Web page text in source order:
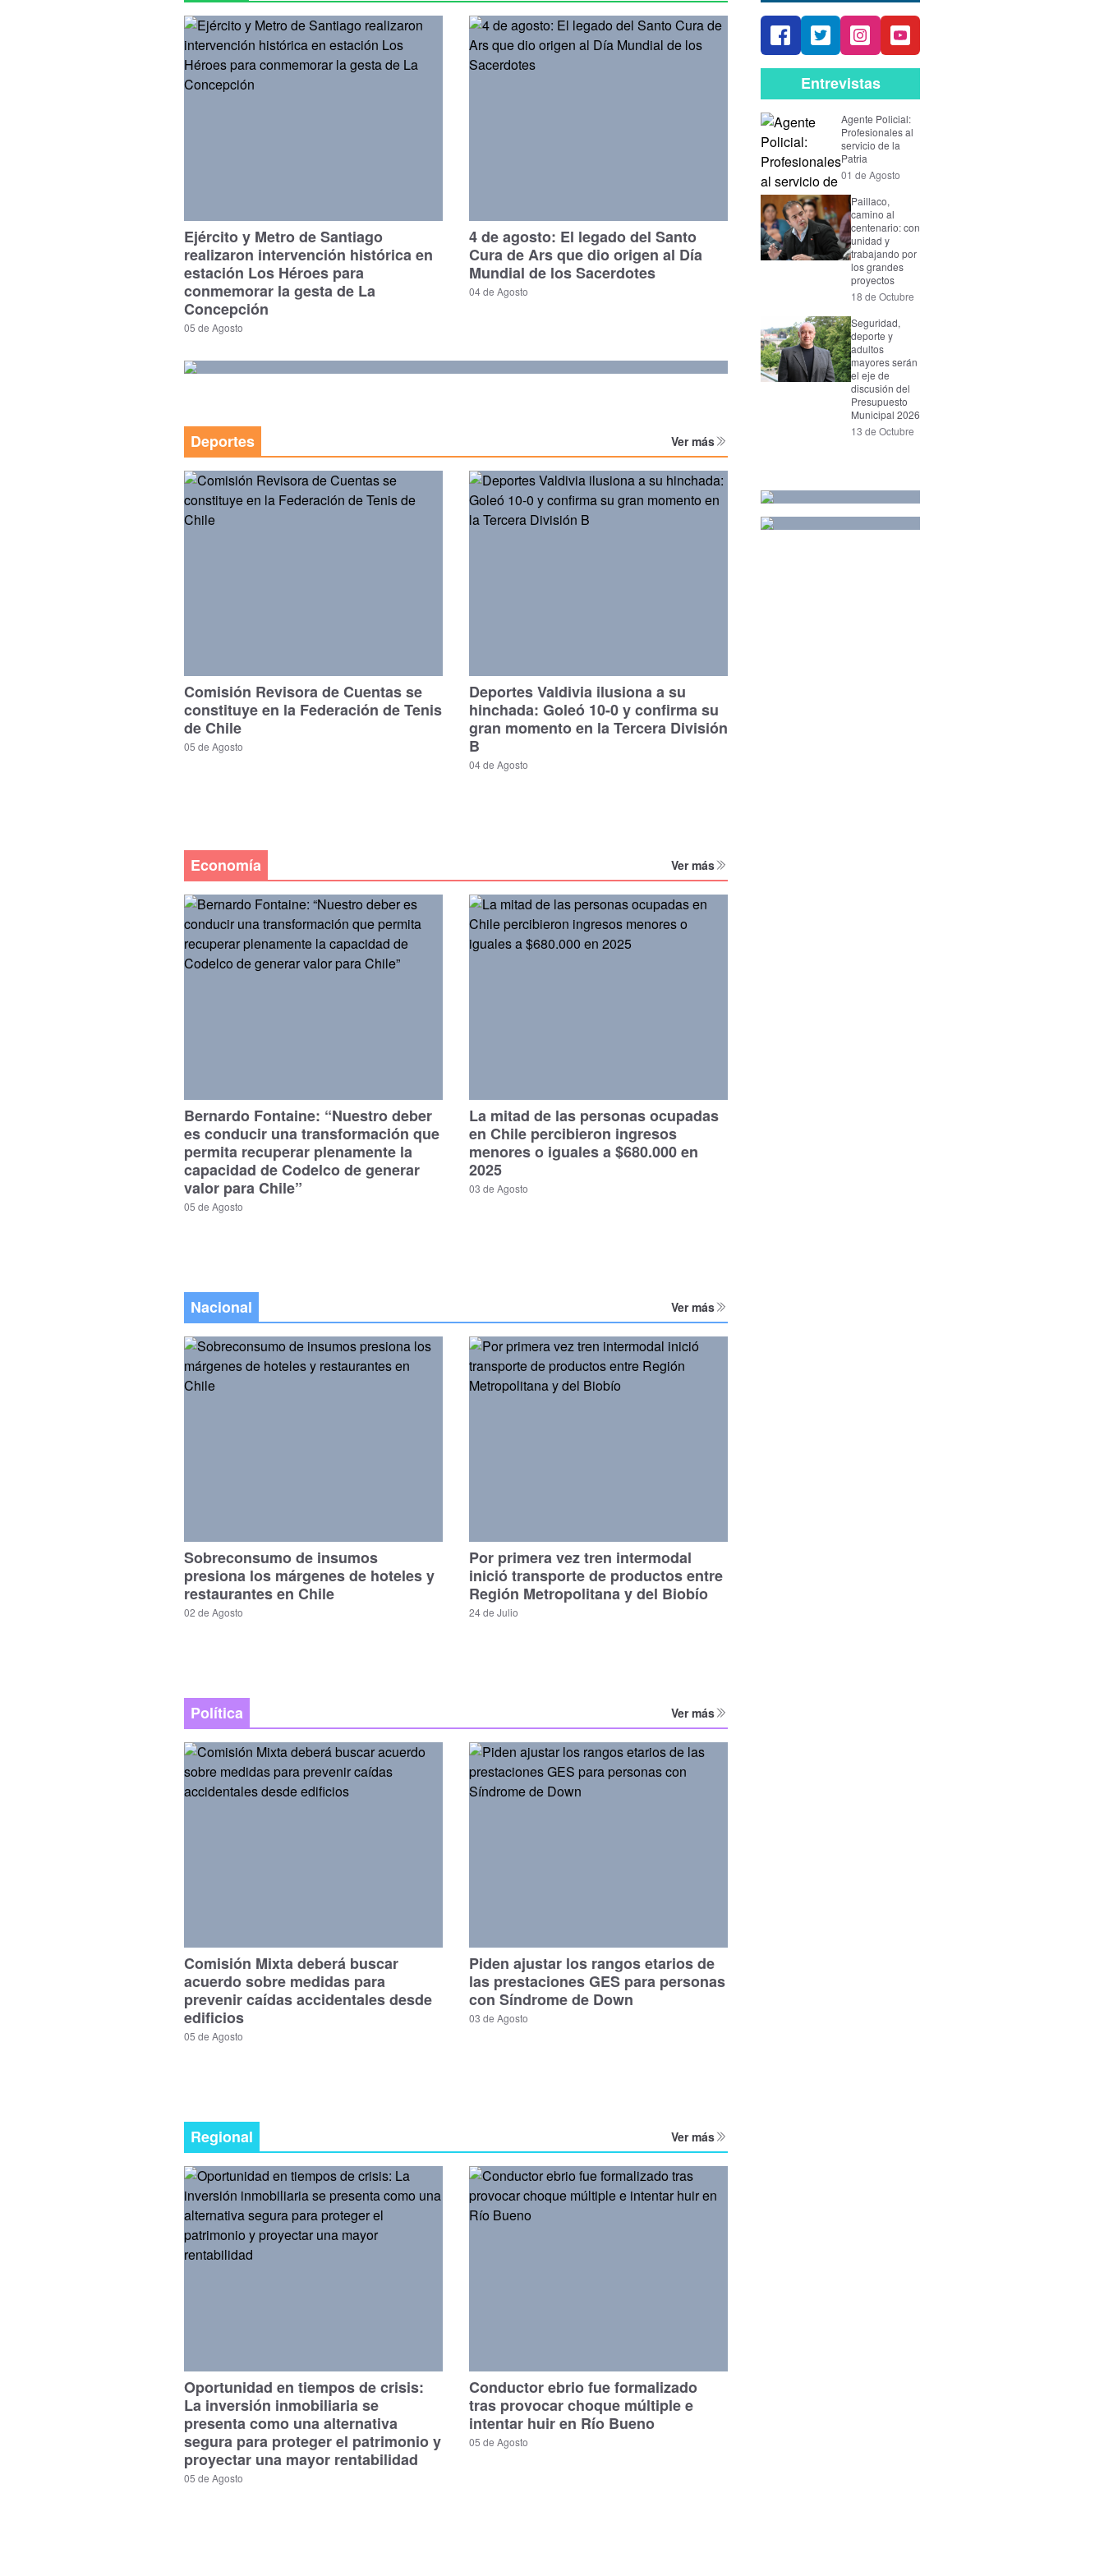
Ejército y Metro de Santiago
realizaron intervención histórica en
estación Los Héroes para
conmemorar la gesta de La
Concepción
05 de Agosto
4 de agosto: El legado del Santo
Cura de Ars que dio origen al Día
Mundial de los Sacerdotes
04 de Agosto
Deportes Ver más
Comisión Revisora de Cuentas se
constituye en la Federación de Tenis
de Chile
05 de Agosto
Deportes Valdivia ilusiona a su
hinchada: Goleó 10-0 y confirma su
gran momento en la Tercera División
B
04 de Agosto
Economía Ver más
Bernardo Fontaine: “Nuestro deber
es conducir una transformación que
permita recuperar plenamente la
capacidad de Codelco de generar
valor para Chile”
05 de Agosto
La mitad de las personas ocupadas
en Chile percibieron ingresos
menores o iguales a $680.000 en
2025
03 de Agosto
Nacional Ver más
Sobreconsumo de insumos
presiona los márgenes de hoteles y
restaurantes en Chile
02 de Agosto
Por primera vez tren intermodal
inició transporte de productos entre
Región Metropolitana y del Biobío
24 de Julio
Política Ver más
Comisión Mixta deberá buscar
acuerdo sobre medidas para
prevenir caídas accidentales desde
edificios
05 de Agosto
Piden ajustar los rangos etarios de
las prestaciones GES para personas
con Síndrome de Down
03 de Agosto
Regional Ver más
Oportunidad en tiempos de crisis:
La inversión inmobiliaria se
presenta como una alternativa
segura para proteger el patrimonio y
proyectar una mayor rentabilidad
05 de Agosto
Conductor ebrio fue formalizado
tras provocar choque múltiple e
intentar huir en Río Bueno
05 de Agosto
Entrevistas
Agente Policial:
Profesionales al
servicio de la
Patria
01 de Agosto
Paillaco,
camino al
centenario: con
unidad y
trabajando por
los grandes
proyectos
18 de Octubre
Seguridad,
deporte y
adultos
mayores serán
el eje de
discusión del
Presupuesto
Municipal 2026
13 de Octubre